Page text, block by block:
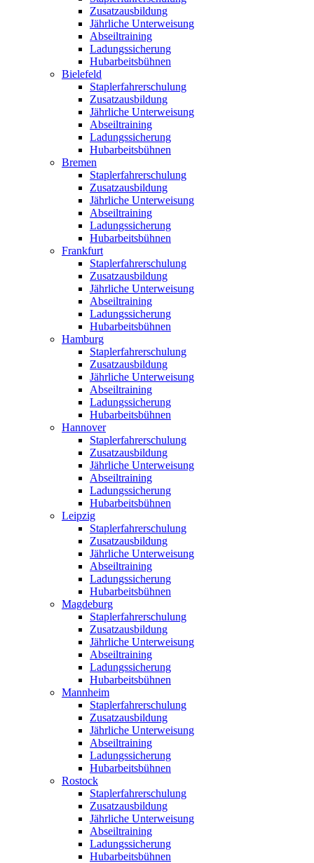
Zusatzausbildung
Jährliche Unterweisung
Abseiltraining
Ladungssicherung
Hubarbeitsbühnen
Bielefeld
Staplerfahrerschulung
Zusatzausbildung
Jährliche Unterweisung
Abseiltraining
Ladungssicherung
Hubarbeitsbühnen
Bremen
Staplerfahrerschulung
Zusatzausbildung
Jährliche Unterweisung
Abseiltraining
Ladungssicherung
Hubarbeitsbühnen
Frankfurt
Staplerfahrerschulung
Zusatzausbildung
Jährliche Unterweisung
Abseiltraining
Ladungssicherung
Hubarbeitsbühnen
Hamburg
Staplerfahrerschulung
Zusatzausbildung
Jährliche Unterweisung
Abseiltraining
Ladungssicherung
Hubarbeitsbühnen
Hannover
Staplerfahrerschulung
Zusatzausbildung
Jährliche Unterweisung
Abseiltraining
Ladungssicherung
Hubarbeitsbühnen
Leipzig
Staplerfahrerschulung
Zusatzausbildung
Jährliche Unterweisung
Abseiltraining
Ladungssicherung
Hubarbeitsbühnen
Magdeburg
Staplerfahrerschulung
Zusatzausbildung
Jährliche Unterweisung
Abseiltraining
Ladungssicherung
Hubarbeitsbühnen
Mannheim
Staplerfahrerschulung
Zusatzausbildung
Jährliche Unterweisung
Abseiltraining
Ladungssicherung
Hubarbeitsbühnen
Rostock
Staplerfahrerschulung
Zusatzausbildung
Jährliche Unterweisung
Abseiltraining
Ladungssicherung
Hubarbeitsbühnen